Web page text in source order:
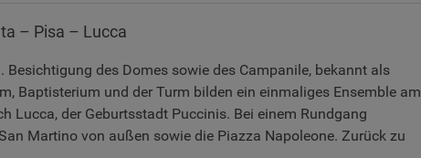
– Pisa – Lucca
Besichtigung des Domes sowie des Campanile, bekannt als
Baptisterium und der Turm bilden ein einmaliges Ensemble am
Lucca, der Geburtsstadt Puccinis. Bei einem Rundgang
Martino von außen sowie die Piazza Napoleone. Zurück zu